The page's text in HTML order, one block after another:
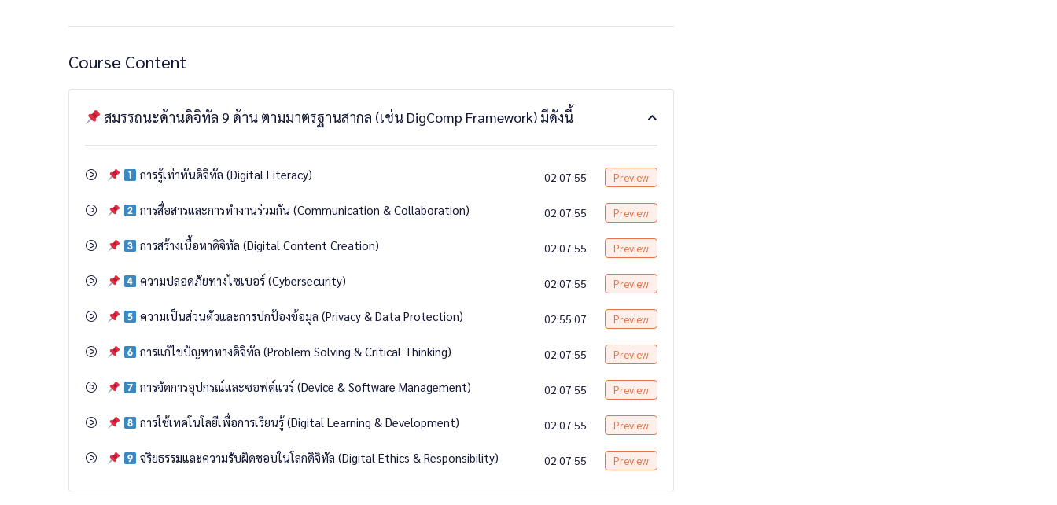
Course Content
สมรรถนะด้านดิจิทัล 9 ด้าน ตามมาตรฐานสากล (เช่น DigComp Framework) มีดังนี้
การรู้เท่าทันดิจิทัล (Digital Literacy) 02:07:55 Preview
การสื่อสารและการทำงานร่วมกัน (Communication & Collaboration) 02:07:55 Preview
การสร้างเนื้อหาดิจิทัล (Digital Content Creation) 02:07:55 Preview
ความปลอดภัยทางไซเบอร์ (Cybersecurity) 02:07:55 Preview
ความเป็นส่วนตัวและการปกป้องข้อมูล (Privacy & Data Protection) 02:55:07 Preview
การแก้ไขปัญหาทางดิจิทัล (Problem Solving & Critical Thinking) 02:07:55 Preview
การจัดการอุปกรณ์และซอฟต์แวร์ (Device & Software Management) 02:07:55 Preview
การใช้เทคโนโลยีเพื่อการเรียนรู้ (Digital Learning & Development) 02:07:55 Preview
จริยธรรมและความรับผิดชอบในโลกดิจิทัล (Digital Ethics & Responsibility) 02:07:55 Preview